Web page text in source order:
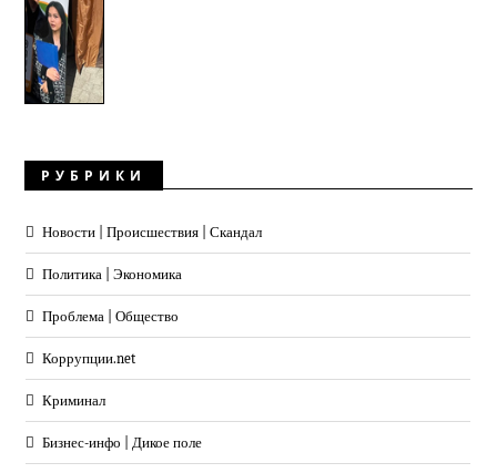
РУБРИКИ
Новости | Происшествия | Скандал
Политика | Экономика
Проблема | Общество
Коррупции.net
Криминал
Бизнес-инфо | Дикое поле